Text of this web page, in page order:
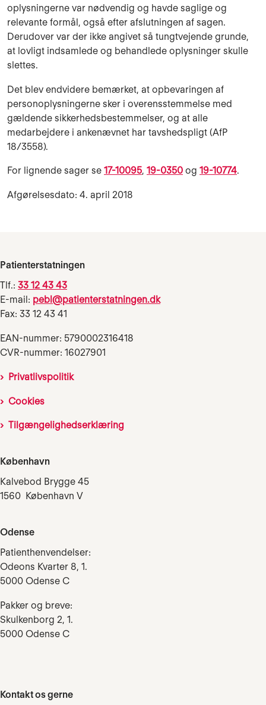
oplysningerne var nødvendig og havde saglige og
relevante formål, også efter afslutningen af sagen.
Derudover var der ikke angivet så tungtvejende grunde,
at lovligt indsamlede og behandlede oplysninger skulle
slettes.
Det blev endvidere bemærket, at opbevaringen af
personoplysningerne sker i overensstemmelse med
gældende sikkerhedsbestemmelser, og at alle
medarbejdere i ankenævnet har tavshedspligt (AfP
18/3558).
For lignende sager se 17-10095, 19-0350 og 19-10774.
Afgørelsesdato: 4. april 2018
Patienterstatningen
Tlf.: 33 12 43 43
E-mail: pebl@patienterstatningen.dk
Fax: 33 12 43 41
EAN-nummer: 5790002316418
CVR-nummer: 16027901
Privatlivspolitik
Cookies
Tilgængelighedserklæring
København
Kalvebod Brygge 45
1560 København V
Odense
Patienthenvendelser:
Odeons Kvarter 8, 1.
5000 Odense C
Pakker og breve:
Skulkenborg 2, 1.
5000 Odense C
Kontakt os gerne